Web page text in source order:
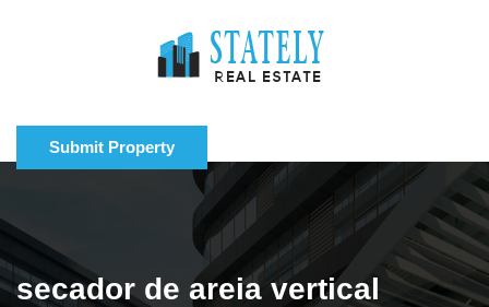
Submit Property
secador de areia vertical